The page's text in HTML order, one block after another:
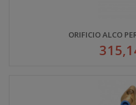
ORIFICIO ALCO